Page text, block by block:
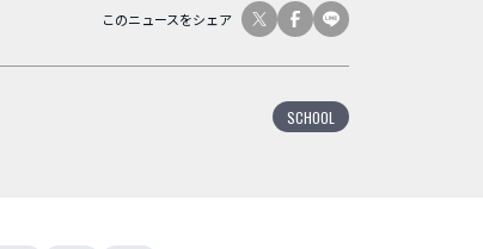
このニュースをシェア
SCHOOL